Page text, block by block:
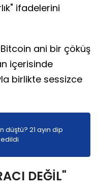
ifadelerini
ani bir çöküş
içerisinde
birlikte sessizce
düştü? 21 ayın dip
DEĞİL"